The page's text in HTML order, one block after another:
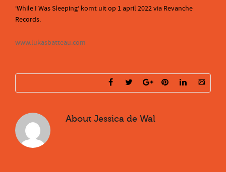
‘While I Was Sleeping’ komt uit op 1 april 2022 via Revanche
Records.
www.lukasbatteau.com
About Jessica de Wal